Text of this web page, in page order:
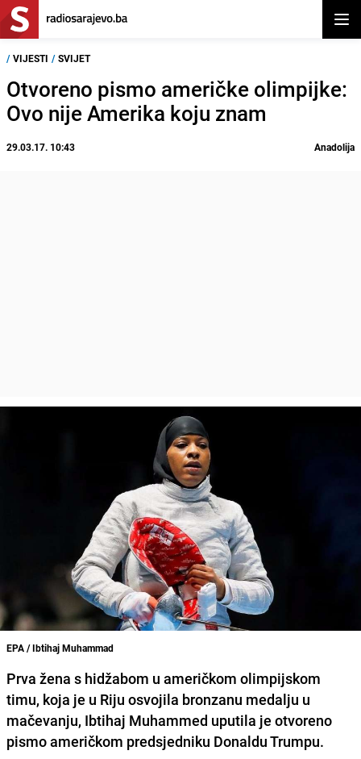
/ VIJESTI / SVIJET
Otvoreno pismo američke olimpijke:
Ovo nije Amerika koju znam
29.03.17. 10:43 Anadolija
EPA / Ibtihaj Muhammad
Prva žena s hidžabom u američkom olimpijskom
timu, koja je u Riju osvojila bronzanu medalju u
mačevanju, Ibtihaj Muhammed uputila je otvoreno
pismo američkom predsjedniku Donaldu Trumpu.